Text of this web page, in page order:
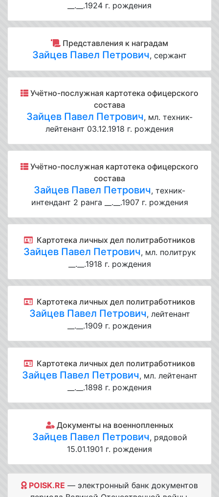
__.__.1924 г. рождения
Представления к наградам
Зайцев Павел Петрович, сержант
Учётно-послужная картотека офицерского
состава
Зайцев Павел Петрович, мл. техник-
лейтенант 03.12.1918 г. рождения
Учётно-послужная картотека офицерского
состава
Зайцев Павел Петрович, техник-
интендант 2 ранга __.__.1907 г. рождения
Картотека личных дел политработников
Зайцев Павел Петрович, мл. политрук
__.__.1918 г. рождения
Картотека личных дел политработников
Зайцев Павел Петрович, лейтенант
__.__.1909 г. рождения
Картотека личных дел политработников
Зайцев Павел Петрович, мл. лейтенант
__.__.1898 г. рождения
Документы на военнопленных
Зайцев Павел Петрович, рядовой
15.01.1901 г. рождения
POISK.RE — электронный банк документов